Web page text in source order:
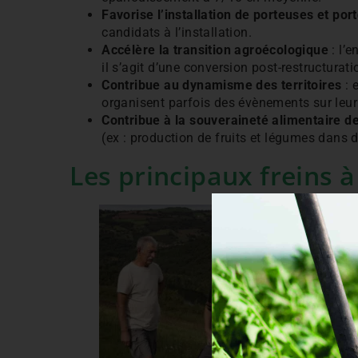
Favorise l’installation de porteuses et
candidats à l’installation.
Accélère la transition agroécologique :
il s’agit d’une conversion post-
Contribue au dynamisme des territoires :
organisent parfois des évènements sur
Contribue à la souveraineté alimentaire
(ex : production de fruits et légumes dans
Les principaux freins